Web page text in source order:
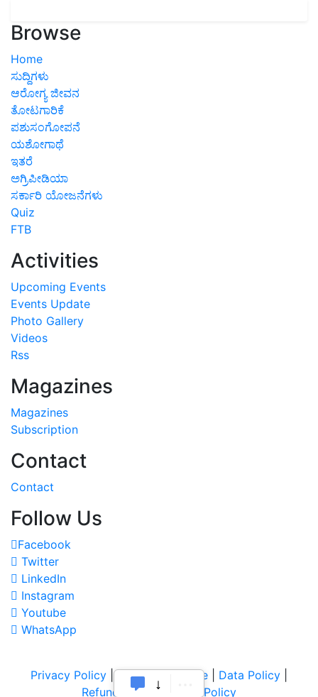
Browse
Home
ಸುದ್ದಿಗಳು
ಆರೋಗ್ಯ ಜೀವನ
ತೋಟಗಾರಿಕೆ
ಪಶುಸಂಗೋಪನೆ
ಯಶೋಗಾಥೆ
ಇತರೆ
ಅಗ್ರಿಪೀಡಿಯಾ
ಸರ್ಕಾರಿ ಯೋಜನೆಗಳು
Quiz
FTB
Activities
Upcoming Events
Events Update
Photo Gallery
Videos
Rss
Magazines
Magazines
Subscription
Contact
Contact
Follow Us
Facebook
Twitter
LinkedIn
Instagram
Youtube
WhatsApp
Privacy Policy |Terms of Service Data Policy
Refund & Cancellation Policy